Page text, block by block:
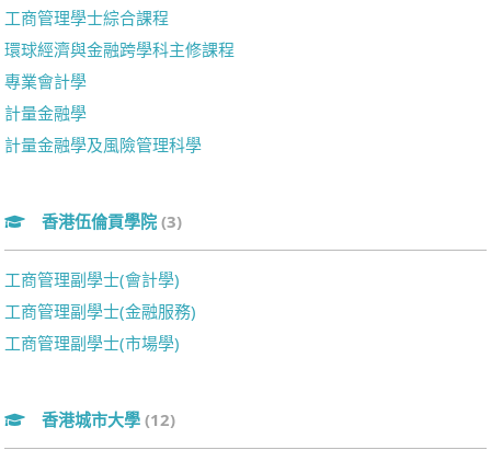
工商管理學士綜合課程
環球經濟與金融跨學科主修課程
專業會計學
計量金融學
計量金融學及風險管理科學
香港伍倫貢學院 (3)
工商管理副學士(會計學)
工商管理副學士(金融服務)
工商管理副學士(市場學)
香港城市大學 (12)